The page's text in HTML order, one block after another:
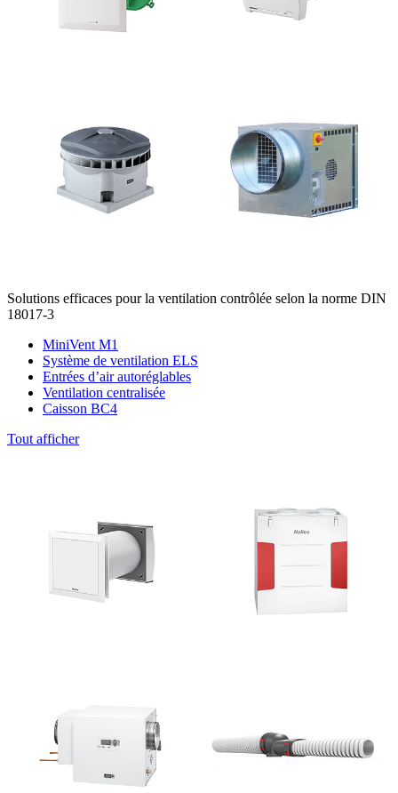
Solutions efficaces pour la ventilation contrôlée selon la norme DIN
18017-3
MiniVent M1
Système de ventilation ELS
Entrées d’air autoréglables
Ventilation centralisée
Caisson BC4
Tout afficher